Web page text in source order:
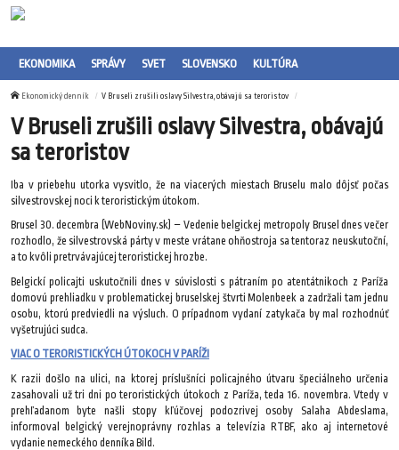
EKONOMIKA SPRÁVY SVET SLOVENSKO KULTÚRA
Ekonomický denník V Bruseli zrušili oslavy Silvestra, obávajú sa teroristov
V Bruseli zrušili oslavy Silvestra, obávajú
sa teroristov
Iba v priebehu utorka vysvitlo, že na viacerých miestach Bruselu malo dôjsť počas
silvestrovskej noci k teroristickým útokom.
Brusel 30. decembra (WebNoviny.sk) – Vedenie belgickej metropoly Brusel dnes večer
rozhodlo, že silvestrovská párty v meste vrátane ohňostroja sa tentoraz neuskutoční,
a to kvôli pretrvávajúcej teroristickej hrozbe.
Belgickí policajti uskutočnili dnes v súvislosti s pátraním po atentátnikoch z Paríža
domovú prehliadku v problematickej bruselskej štvrti Molenbeek a zadržali tam jednu
osobu, ktorú predviedli na výsluch. O prípadnom vydaní zatykača by mal rozhodnúť
vyšetrujúci sudca.
VIAC O TERORISTICKÝCH ÚTOKOCH V PARÍŽI
K razii došlo na ulici, na ktorej príslušníci policajného útvaru špeciálneho určenia
zasahovali už tri dni po teroristických útokoch z Paríža, teda 16. novembra. Vtedy v
prehľadanom byte našli stopy kľúčovej podozrivej osoby Salaha Abdeslama,
informoval belgický verejnoprávny rozhlas a televízia RTBF, ako aj internetové
vydanie nemeckého denníka Bild.